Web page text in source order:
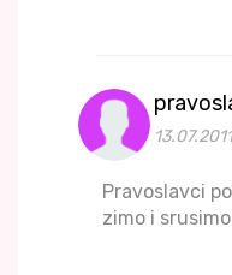
Pravoslavci
zimo i